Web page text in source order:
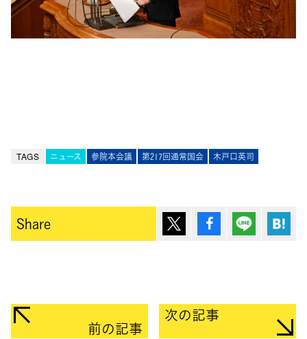
TAGS ニュース 参院本会議 第217回通常国会 木戸口英司
Share ポスト シェア Lineで送
前の記事
次の記事